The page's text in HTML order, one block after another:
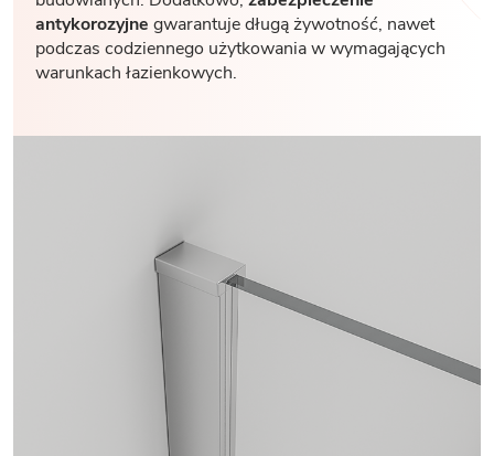
antykorozyjne gwarantuje długą żywotność, nawet
podczas codziennego użytkowania w wymagających
warunkach łazienkowych.